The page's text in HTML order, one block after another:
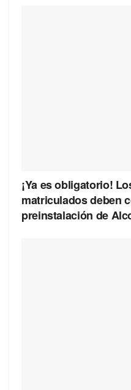
¡Ya es obligatorio!
matriculados deben
preinstalación de